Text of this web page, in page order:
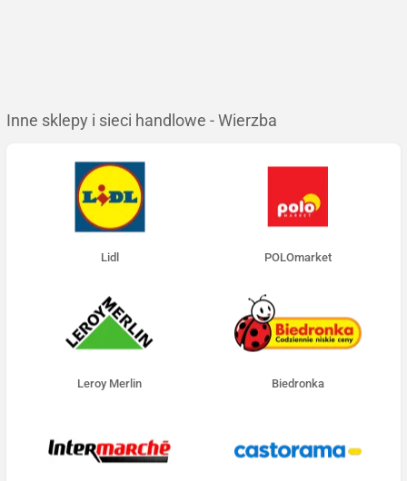
Inne sklepy i sieci handlowe - Wierzba
Lidl POLOmarket
Leroy Merlin Biedronka